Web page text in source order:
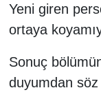
Yeni giren
ortaya
Sonuç
duyumdan söz